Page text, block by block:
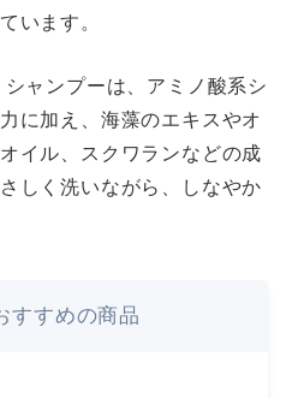
います。
ャンプーは、アミノ酸系シ
に加え、海藻のエキスやオ
イル、スクワランなどの成
しく洗いながら、しなやか
すすめの商品